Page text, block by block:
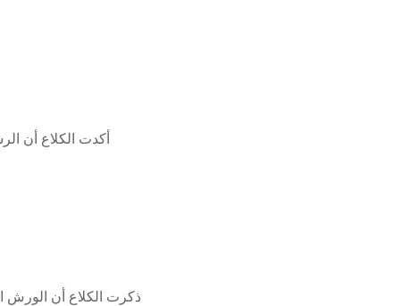
أكدت الكلاع أن
ذكرت الكلاع أن الورش